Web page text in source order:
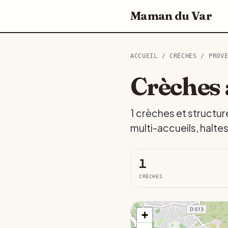
Maman du Var
ACCUEIL / CRÈCHES /
Crèches
1 crèches et
multi-accueils,
1
CRÈCHES
+